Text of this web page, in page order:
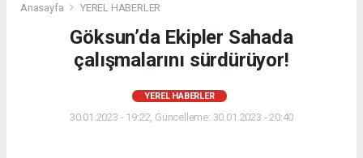
Anasayfa YEREL HABERLER
Göksun’da Ekipler Sahada
çalışmalarını sürdürüyor!
YEREL HABERLER
30.01.2023 - 19:22, Güncelleme: 30.01.2023 - 20:40